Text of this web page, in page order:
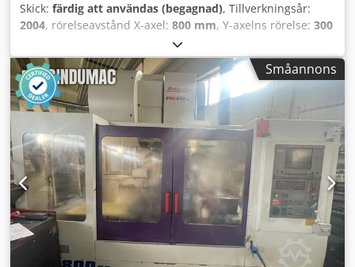
Skick: färdig att användas (begagnad), Tillverkningsår:
2004, rörelseavstånd X-axel: 800 mm, Y-axelns rörelse: 300
500 mm
HEIDENHAIN, kontrollermodell:530, spindelhastighet
(max):6 000 varv/min, antal platser i verktygsmagasinet:
30, antal axlar:
, Denna 4-axliga Bridgeport VCM 800-30
tillverkades år 2004. Den har ett rörelseområde på 800 mm
längs X-axeln, 300 mm längs Y-axeln och 500 mm längs Z-
axeln. Maskinen är utrustad med ett NIKKEN-rotationsbord
för den fjärde axeln och en HEIDENHAIN 530-styrning,
samt en BT40-spindelhållare och 30 verktygsplatser. Om
du är ute efter högkvalitativa bearbetningsmöjligheter bör
du överväga det vertikala bearbetningscentret Bridgeport
VCM 800-30 som vi har till salu. Kontakta oss för mer
information. • NIKKEN 4:e axelns vridbord Dkjdpfx Alszf Nl
Dj Tsr Technical Specification Taper Size BT 40
Småannons